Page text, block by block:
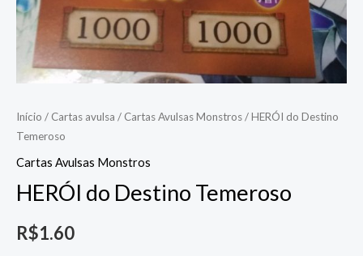
Início / Cartas avulsa / Cartas Avulsas Monstros/ HERÓI do Destino
Temeroso
Cartas Avulsas Monstros
HERÓI do Destino Temeroso
R$1.60